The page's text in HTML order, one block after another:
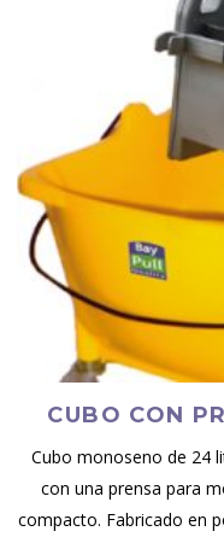
CUBO CON
Cubo monoseno de 24
con una prensa para
compacto. Fabricado en